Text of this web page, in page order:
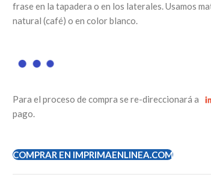
frase en la tapadera o en los laterales. Usamos
natural (café) o en color blanco.
Para el proceso de compra se re-direccionará a
pago.
COMPRAR EN IMPRIMAENLINEA.COM